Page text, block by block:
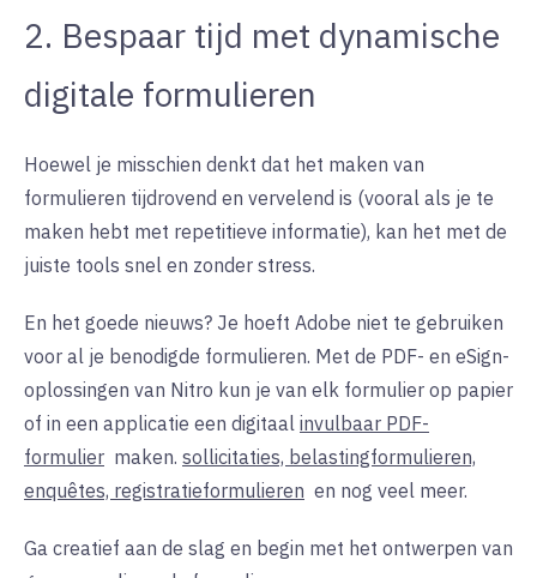
2. Bespaar tijd met dynamische
digitale formulieren
Hoewel je misschien denkt dat het maken van
formulieren tijdrovend en vervelend is (vooral als je te
maken hebt met repetitieve informatie), kan het met de
juiste tools snel en zonder stress.
En het goede nieuws? Je hoeft Adobe niet te gebruiken
voor al je benodigde formulieren. Met de PDF- en eSign-
oplossingen van Nitro kun je van elk formulier op papier
of in een applicatie een digitaal invulbaar PDF-
formulier maken. sollicitaties, belastingformulieren,
enquêtes, registratieformulieren en nog veel meer.
Ga creatief aan de slag en begin met het ontwerpen van